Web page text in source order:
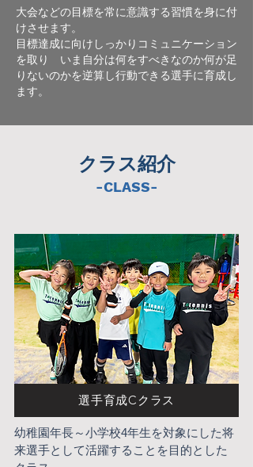
大会などの目標を常に意識する習慣を身に付
けさせます。
目標達成に向けしっかりコミュニケーション
を取り いま自分は何をすべきなのか何が足
りないのかを逆算し行動できる選手に育成し
ます。
クラス紹介
-CLASS-
選手育成Cクラス
幼稚園年長～小学校4年生を対象にした将
来選手として活躍することを目的とした